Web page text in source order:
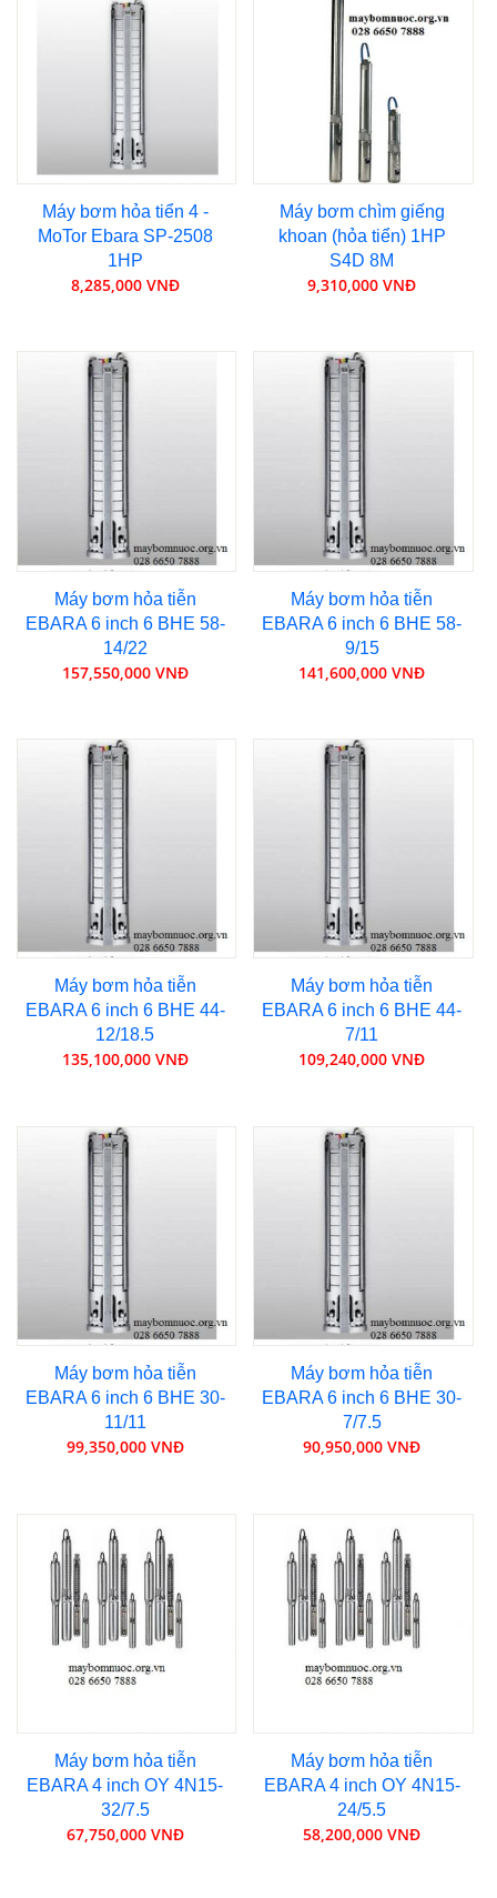
Máy bơm hỏa tiển 4 -
MoTor Ebara SP-2508
1HP
8,285,000 VNĐ
Máy bơm chìm giếng
khoan (hỏa tiển) 1HP
S4D 8M
9,310,000 VNĐ
Máy bơm hỏa tiễn
EBARA 6 inch 6 BHE 58-
14/22
157,550,000 VNĐ
Máy bơm hỏa tiễn
EBARA 6 inch 6 BHE 58-
9/15
141,600,000 VNĐ
Máy bơm hỏa tiễn
EBARA 6 inch 6 BHE 44-
12/18.5
135,100,000 VNĐ
Máy bơm hỏa tiễn
EBARA 6 inch 6 BHE 44-
7/11
109,240,000 VNĐ
Máy bơm hỏa tiễn
EBARA 6 inch 6 BHE 30-
11/11
99,350,000 VNĐ
Máy bơm hỏa tiễn
EBARA 6 inch 6 BHE 30-
7/7.5
90,950,000 VNĐ
Máy bơm hỏa tiễn
EBARA 4 inch OY 4N15-
32/7.5
67,750,000 VNĐ
Máy bơm hỏa tiễn
EBARA 4 inch OY 4N15-
24/5.5
58,200,000 VNĐ